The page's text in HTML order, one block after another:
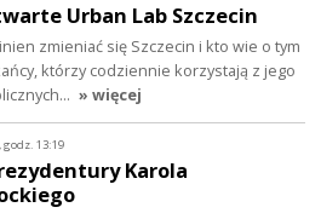
Urban Lab Szczecin
zmieniać się Szczecin i kto wie o tym
którzy codziennie korzystają z jego
» więcej
godz. 13:19
Karola